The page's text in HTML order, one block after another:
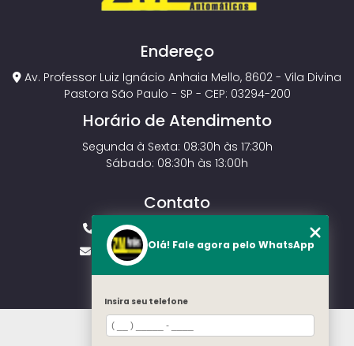
Endereço
Av. Professor Luiz Ignácio Anhaia Mello, 8602 - Vila Divina
Pastora São Paulo - SP - CEP: 03294-200
Horário de Atendimento
Segunda à Sexta: 08:30h às 17:30h
Sábado: 08:30h às 13:00h
Contato
(11) 2143-4826
vendas.zmportoes@gmail.com
HOME
Olá! Fale agora pelo WhatsApp
Insira seu telefone